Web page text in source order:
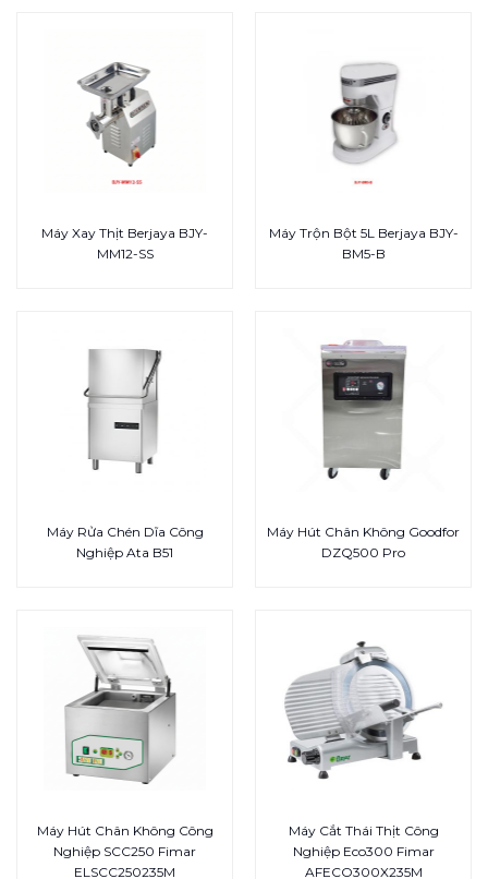
Máy Xay Thịt Berjaya BJY-
MM12-SS
Máy Trộn Bột 5L Berjaya BJY-
BM5-B
Máy Rửa Chén Dĩa Công
Nghiệp Ata B51
Máy Hút Chân Không Goodfor
DZQ500 Pro
Máy Hút Chân Không Công
Nghiệp SCC250 Fimar
ELSCC250235M
Máy Cắt Thái Thịt Công
Nghiệp Eco300 Fimar
AFECO300X235M